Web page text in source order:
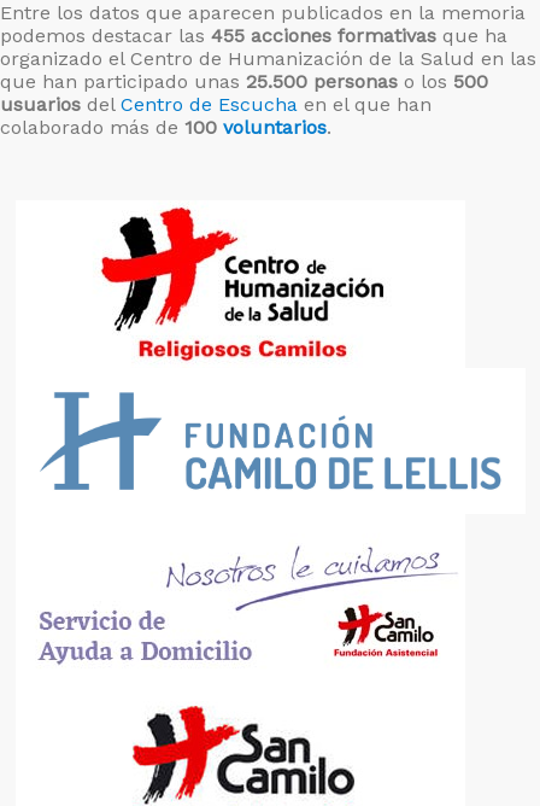
Entre los datos que aparecen publicados en la memoria
podemos destacar las 455 acciones formativas que ha
organizado el Centro de Humanización de la Salud en las
que han participado unas 25.500 personas o los 500
usuarios del Centro de Escucha en el que han
colaborado más de 100 voluntarios.